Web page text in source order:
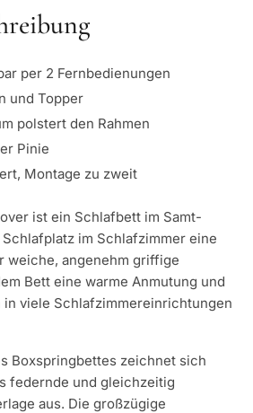
per 2 Fernbedienungen
und Topper
polstert den Rahmen
Pinie
Montage zu zweit
ist ein Schlafbett im Samt-
im Schlafzimmer eine
weiche, angenehm griffige
Bett eine warme Anmutung und
viele Schlafzimmereinrichtungen
Boxspringbettes zeichnet sich
federnde und gleichzeitig
aus. Die großzügige